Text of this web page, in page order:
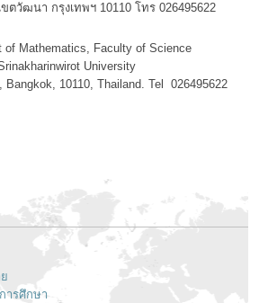
ตวัฒนา กรุงเทพฯ 10110 โทร 026495622
of Mathematics, Faculty of Science
University
Bangkok, 10110, Thailand. Tel 026495622
ารศึกษา